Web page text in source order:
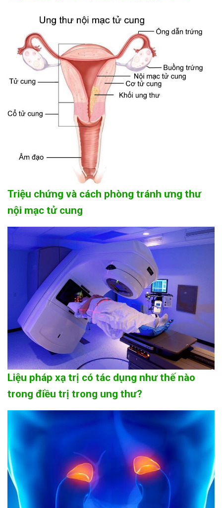
Triệu chứng và cách phòng tránh ưng thư
nội mạc tử cung
Liệu pháp xạ trị có tác dụng như thế nào
trong điều trị trong ung thư?